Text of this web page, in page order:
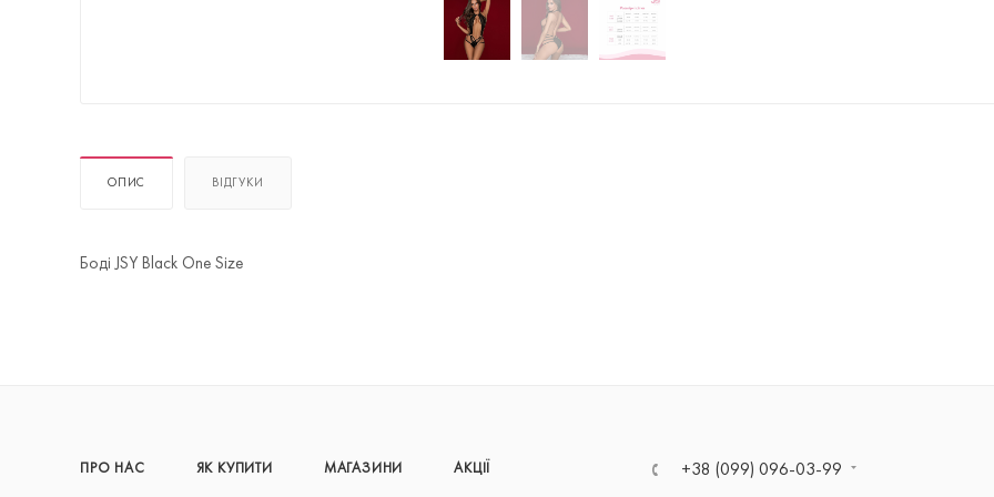
ОПИС ВІДГУКИ
Боді JSY Black One Size
ПРО НАС ЯК КУПИТИ МАГАЗИНИ АКЦІЇ +38 (099) 096-03-99